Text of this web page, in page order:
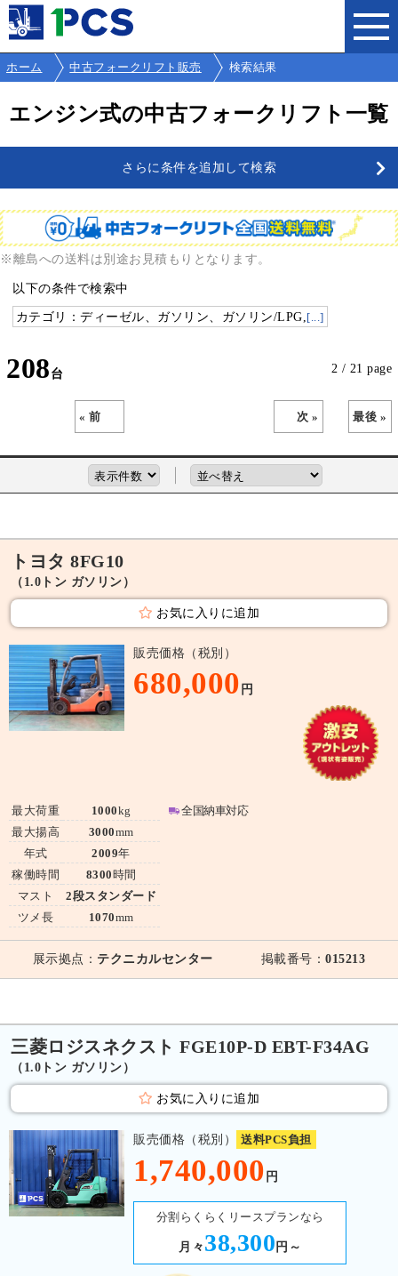
ホーム 中古フォークリフト販売 検索結果
エンジン式の中古フォークリフト一覧
さらに条件を追加して検索
※離島への送料は別途お見積もりとなります。
以下の条件で検索中
カテゴリ：ディーゼル、ガソリン、ガソリン/LPG, [...]
208 2 / 21 page
« 前 次 » 最後 »
トヨタ 8FG10
（1.0トン ガソリン）
お気に入りに追加
販売価格（税別）
680,000 円
最大荷重
最大揚高
年式
稼働時間
マスト
ツメ長
1000kg
3000mm
2009年
8300 時間
2段スタンダード
1070mm
全国納車対応
展示拠点： テクニカルセンター 掲載番号：015213
三菱ロジスネクスト FGE10P-D EBT-F34AG
（1.0トン ガソリン）
お気に入りに追加
販売価格（税別） 送料PCS負担
1,740,000 円
分割らくらくリースプランなら
月々 38,300 円～